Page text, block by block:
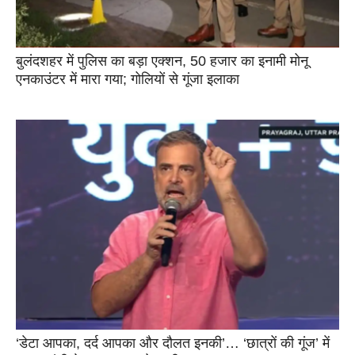
बुलंदशहर में पुलिस का बड़ा एक्शन, 50 हजार का इनामी मोनू
एनकाउंटर में मारा गया; गोलियों से गूंजा इलाका
‘डेटा आपका, दर्द आपका और दौलत इनकी’… ‘छात्रों की गूंज’ में